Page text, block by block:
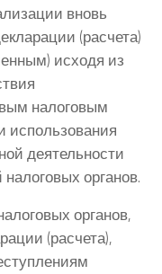
вновь
(расчета)
исходя из
налоговым
использования
деятельности
органов.
органов,
(расчета),